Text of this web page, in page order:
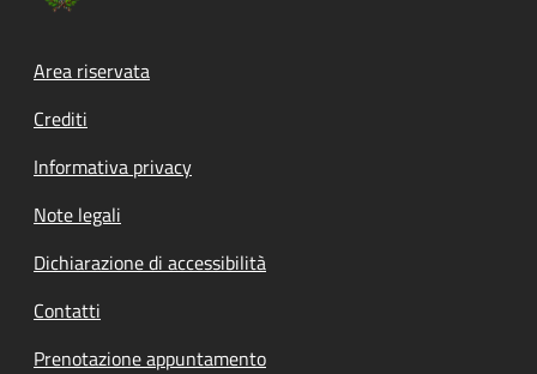
Footer menu
Area riservata
Crediti
Informativa privacy
Note legali
Dichiarazione di accessibilità
Contatti
Prenotazione appuntamento